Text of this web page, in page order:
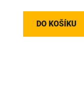
DO KOŠÍKU